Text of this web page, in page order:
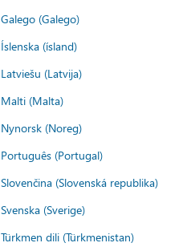
Galego (Galego)
Íslenska (ísland)
Latviešu (Latvija)
Malti (Malta)
Nynorsk (Noreg)
Português (Portugal)
Slovenčina (Slovenská republika)
Svenska (Sverige)
Türkmen dili (Türkmenistan)